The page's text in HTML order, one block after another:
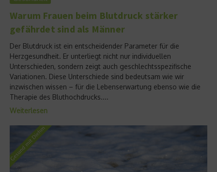
Warum Frauen beim Blutdruck stärker
gefährdet sind als Männer
Der Blutdruck ist ein entscheidender Parameter für die
Herzgesundheit. Er unterliegt nicht nur individuellen
Unterschieden, sondern zeigt auch geschlechtsspezifische
Variationen. Diese Unterschiede sind bedeutsam wie wir
inzwischen wissen – für die Lebenserwartung ebenso wie die
Therapie des Bluthochdrucks....
Weiterlesen